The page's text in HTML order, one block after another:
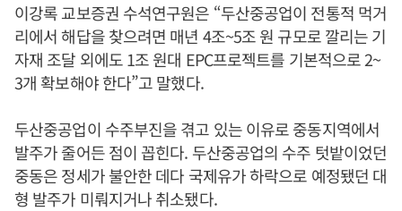
이강록 교보증권 수석연구원은 “두산중공업이 전통적 먹거
리에서 해답을 찾으려면 매년 4조~5조 원 규모로 깔리는 기
자재 조달 외에도 1조 원대 EPC프로젝트를 기본적으로 2~
3개 확보해야 한다”고 말했다.
두산중공업이 수주부진을 겪고 있는 이유로 중동지역에서
발주가 줄어든 점이 꼽힌다. 두산중공업의 수주 텃밭이었던
중동은 정세가 불안한 데다 국제유가 하락으로 예정됐던 대
형 발주가 미뤄지거나 취소됐다.